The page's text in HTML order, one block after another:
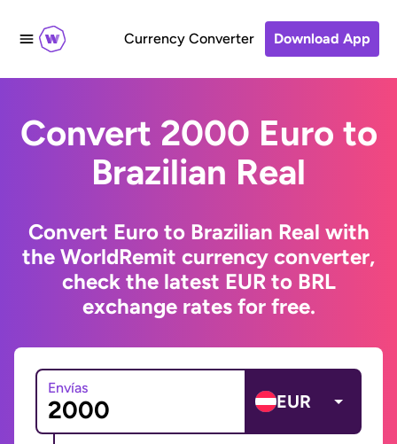
Currency Converter Download App
Convert 2000 Euro to
Brazilian Real
Convert Euro to Brazilian Real with
the WorldRemit currency converter,
check the latest EUR to BRL
exchange rates for free.
Envías
EUR